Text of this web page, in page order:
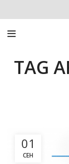
TAG
01
СЕН